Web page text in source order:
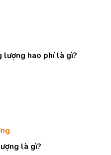
lượng hao phí là gì?
là gì?